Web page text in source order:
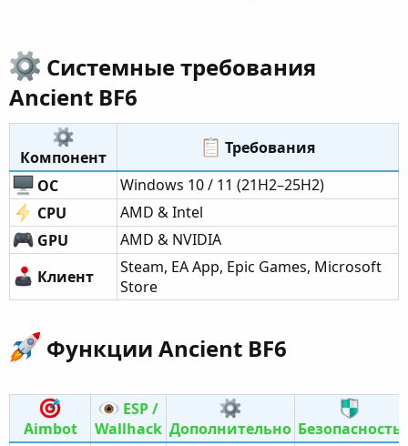
Системные требования
Ancient BF6​
Компонент​
Требования​
ОС
Windows 10 / 11 (21H2–25H2)
CPU
AMD & Intel
GPU
AMD & NVIDIA
Клиент
Steam, EA App, Epic Games, Microsoft
Store
Функции Ancient BF6​
Aimbot
ESP /
Wallhack Дополнительно Безопасность